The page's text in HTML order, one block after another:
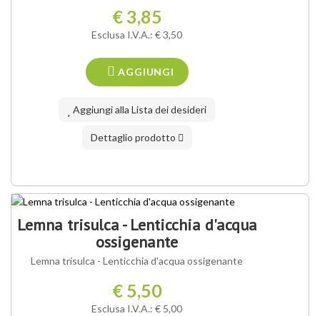
€ 3,85
Esclusa I.V.A.: € 3,50
AGGIUNGI
Aggiungi alla Lista dei desideri
Dettaglio prodotto
Lemna trisulca - Lenticchia d'acqua
ossigenante
Lemna trisulca - Lenticchia d'acqua ossigenante
€ 5,50
Esclusa I.V.A.: € 5,00